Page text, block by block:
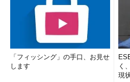
「フィッシング」の手口、お見せ
します
く
現